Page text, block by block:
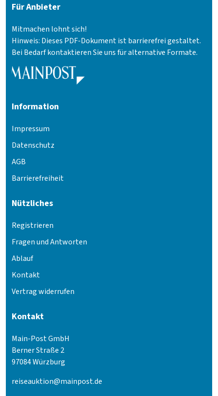
Für Anbieter
Mitmachen lohnt sich!
Hinweis: Dieses PDF-Dokument ist barrierefrei gestaltet.
Bei Bedarf kontaktieren Sie uns für alternative Formate.
Information
Impressum
Datenschutz
AGB
Barrierefreiheit
Nützliches
Registrieren
Fragen und Antworten
Ablauf
Kontakt
Vertrag widerrufen
Kontakt
Main-Post GmbH
Berner Straße 2
97084 Würzburg
reiseauktion@mainpost.de